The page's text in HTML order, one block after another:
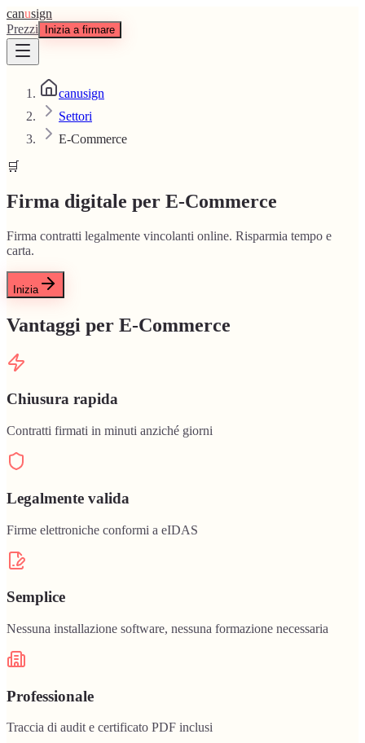
canusign
Prezzi
Inizia a firmare
canusign
Settori
E-Commerce
🛒
Firma digitale per E-Commerce
Firma contratti legalmente vincolanti online. Risparmia tempo e
carta.
Inizia
Vantaggi per E-Commerce
Chiusura rapida
Contratti firmati in minuti anziché giorni
Legalmente valida
Firme elettroniche conformi a eIDAS
Semplice
Nessuna installazione software, nessuna formazione necessaria
Professionale
Traccia di audit e certificato PDF inclusi